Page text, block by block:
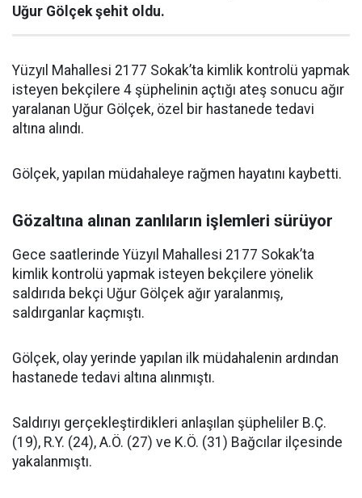
Uğur Gölçek şehit oldu.
Yüzyıl Mahallesi 2177 Sokak’ta kimlik kontrolü yapmak
isteyen bekçilere 4 şüphelinin açtığı ateş sonucu ağır
yaralanan Uğur Gölçek, özel bir hastanede tedavi
altına alındı.
Gölçek, yapılan müdahaleye rağmen hayatını kaybetti.
Gözaltına alınan zanlıların işlemleri sürüyor
Gece saatlerinde Yüzyıl Mahallesi 2177 Sokak’ta
kimlik kontrolü yapmak isteyen bekçilere yönelik
saldırıda bekçi Uğur Gölçek ağır yaralanmış,
saldırganlar kaçmıştı.
Gölçek, olay yerinde yapılan ilk müdahalenin ardından
hastanede tedavi altına alınmıştı.
Saldırıyı gerçekleştirdikleri anlaşılan şüpheliler B.Ç.
(19), R.Y. (24), A.Ö. (27) ve K.Ö. (31) Bağcılar ilçesinde
yakalanmıştı.